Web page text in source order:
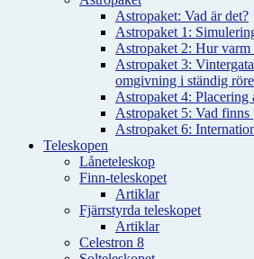
Astropaket: Vad är det?
Astropaket 1:
Astropaket 2: Hur varm
Astropaket 3:
omgivning i ständig
Astropaket 4: Placering
Astropaket 5: Vad finns
Astropaket 6:
Teleskopen
Låneteleskop
Finn-teleskopet
Artiklar
Fjärrstyrda teleskopet
Artiklar
Celestron 8